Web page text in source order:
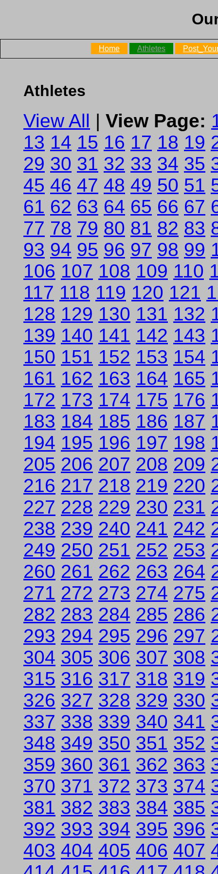
Home Athletes
Athletes
View All | View Page:
13 14 15 16 17 18 19
29 30 31 32 33 34 35
45 46 47 48 49 50 51
61 62 63 64 65 66 67
77 78 79 80 81 82 83
93 94 95 96 97 98 99
106 107 108 109 110
117 118 119 120 121
128 129 130 131 132
139 140 141 142 143
150 151 152 153 154
161 162 163 164 165
172 173 174 175 176
183 184 185 186 187
194 195 196 197 198
205 206 207 208 209
216 217 218 219 220
227 228 229 230 231
238 239 240 241 242
249 250 251 252 253
260 261 262 263 264
271 272 273 274 275
282 283 284 285 286
293 294 295 296 297
304 305 306 307 308
315 316 317 318 319
326 327 328 329 330
337 338 339 340 341
348 349 350 351 352
359 360 361 362 363
370 371 372 373 374
381 382 383 384 385
392 393 394 395 396
403 404 405 406 407